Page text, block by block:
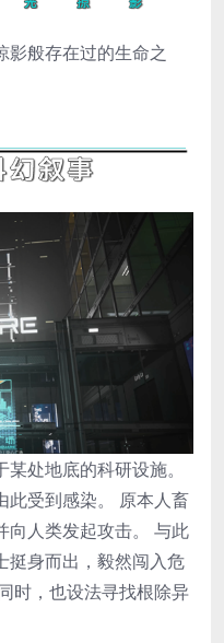
影般存在过的生命之
处地底的科研设施。
此受到感染。 原本人畜
向人类发起攻击。 与此
挺身而出，毅然闯入危
时，也设法寻找根除异